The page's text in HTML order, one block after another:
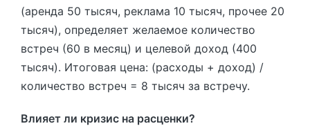
(аренда 50 тысяч, реклама 10 тысяч, прочее 20
тысяч), определяет желаемое количество
встреч (60 в месяц) и целевой доход (400
тысяч). Итоговая цена: (расходы + доход) /
количество встреч = 8 тысяч за встречу.
Влияет ли кризис на расценки?